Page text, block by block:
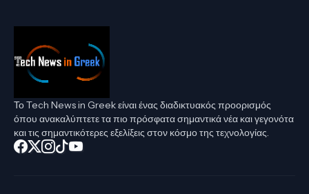
Το Tech News in Greek είναι ένας διαδικτυακός προορισμός
όπου ανακαλύπτετε τα πιο πρόσφατα σημαντικά νέα και γεγονότα
και τις σημαντικότερες εξελίξεις στον κόσμο της τεχνολογίας.